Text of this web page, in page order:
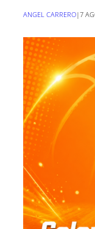
ANGEL CARRERO|7